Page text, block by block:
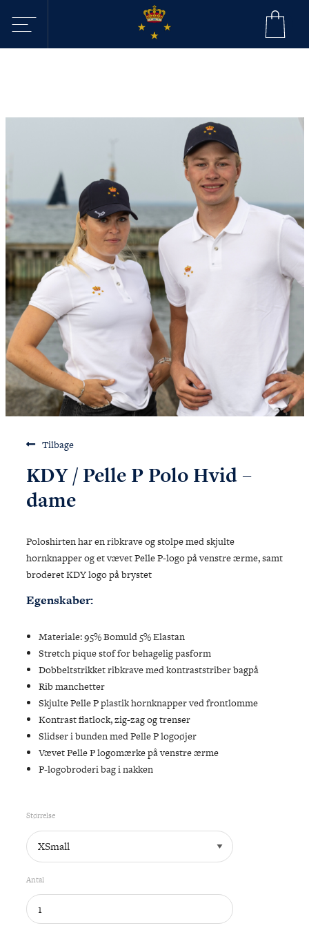
Sejltilbud iKDY
Aktiviteter
Webcam - Byggeri
KDY Nyheder
KDYAfdelinger
Event Sailing
Talent & Elite
Onboard
KDYPartnere
OmKDY
Shop
Tilbage
KDY / Pelle P Polo Hvid –
dame
Poloshirten har en ribkrave og stolpe med skjulte
hornknapper og et vævet Pelle P-logo på venstre ærme, samt
broderet KDY logo på brystet
Egenskaber:
Materiale: 95% Bomuld 5% Elastan
Stretch pique stof for behagelig pasform
Dobbeltstrikket ribkrave med kontraststriber bagpå
Rib manchetter
Skjulte Pelle P plastik hornknapper ved frontlomme
Kontrast flatlock, zig-zag og trenser
Slidser i bunden med Pelle P logoøjer
Vævet Pelle P logomærke på venstre ærme
P-logobroderi bag i nakken
Størrelse
Antal
KDY